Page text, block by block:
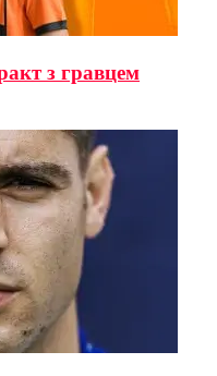
з гравцем